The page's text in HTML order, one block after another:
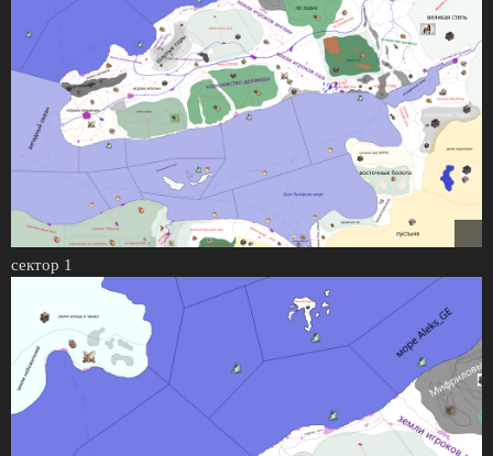
сектор 1